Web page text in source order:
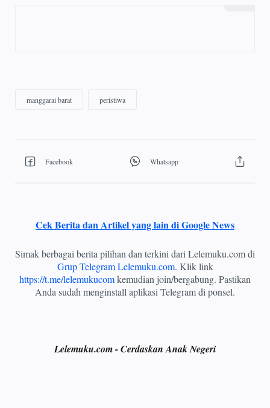
Cek Berita dan Artikel yang lain di Google News
Simak berbagai berita pilihan dan terkini dari Lelemuku.com di
Grup Telegram Lelemuku.com. Klik link
https://t.me/lelemukucomkemudian join/bergabung. Pastikan
Anda sudah menginstall aplikasi Telegram di ponsel.
Lelemuku.com - Cerdaskan Anak Negeri